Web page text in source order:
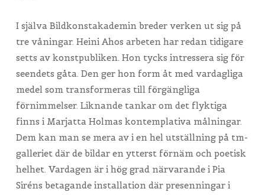
I själva Bildkonstakademin breder verken ut sig på
tre våningar. Heini Ahos arbeten har redan tidigare
setts av konstpubliken. Hon tycks intressera sig för
seendets gåta. Den ger hon form åt med vardagliga
medel som transformeras till förgängliga
förnimmelser. Liknande tankar om det flyktiga
finns i Marjatta Holmas kontemplativa målningar.
Dem kan man se mera av i en hel utställning på tm-
galleriet där de bildar en ytterst förnäm och poetisk
helhet. Vardagen är i hög grad närvarande i Pia
Siréns betagande installation där presenningar i